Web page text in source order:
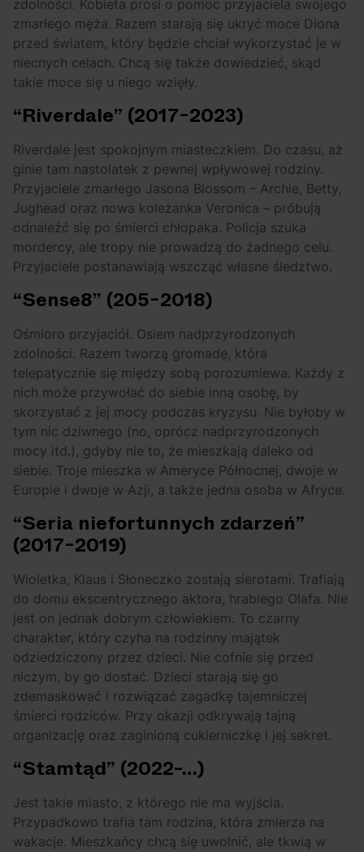
zdolności. Kobieta prosi o pomoc przyjaciela swojego
zmarłego męża. Razem starają się ukryć moce Diona
przed światem, który będzie chciał wykorzystać je w
niecnych celach. Chcą się także dowiedzieć, skąd
takie moce się u niego wzięły.
“Riverdale” (2017-2023)
Riverdale jest spokojnym miasteczkiem. Do czasu, aż
ginie tam nastolatek z pewnej wpływowej rodziny.
Przyjaciele zmarłego Jasona Blossom – Archie, Betty,
Jughead oraz nowa koleżanka Veronica – próbują
odnaleźć się po śmierci chłopaka. Policja szuka
mordercy, ale tropy nie prowadzą do żadnego celu.
Przyjaciele postanawiają wszcząć własne śledztwo.
“Sense8” (205-2018)
Ośmioro przyjaciół. Osiem nadprzyrodzonych
zdolności. Razem tworzą gromadę, która
telepatycznie się między sobą porozumiewa. Każdy z
nich może przywołać do siebie inną osobę, by
skorzystać z jej mocy podczas kryzysu. Nie byłoby w
tym nic dziwnego (no, oprócz nadprzyrodzonych
mocy itd.), gdyby nie to, że mieszkają daleko od
siebie. Troje mieszka w Ameryce Północnej, dwoje w
Europie i dwoje w Azji, a także jedna osoba w Afryce.
“Seria niefortunnych zdarzeń”
(2017-2019)
Wioletka, Klaus i Słoneczko zostają sierotami. Trafiają
do domu ekscentrycznego aktora, hrabiego Olafa. Nie
jest on jednak dobrym człowiekiem. To czarny
charakter, który czyha na rodzinny majątek
odziedziczony przez dzieci. Nie cofnie się przed
niczym, by go dostać. Dzieci starają się go
zdemaskować i rozwiązać zagadkę tajemniczej
śmierci rodziców. Przy okazji odkrywają tajną
organizację oraz zaginioną cukierniczkę i jej sekret.
“Stamtąd” (2022-…)
Jest takie miasto, z którego nie ma wyjścia.
Przypadkowo trafia tam rodzina, która zmierza na
wakacje. Mieszkańcy chcą się uwolnić, ale tkwią w